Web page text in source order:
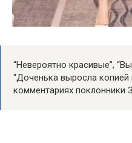
“Невероятно красивые”,
“Доченька выросла копией
комментариях поклонники